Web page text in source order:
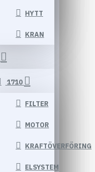
HYTT
KRAN
1710
FILTER
MOTOR
KRAFTÖVERFÖRING
ELSYSTEM